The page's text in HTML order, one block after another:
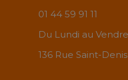
01 44 59 91 11
Du Lundi au
136 Rue Saint-